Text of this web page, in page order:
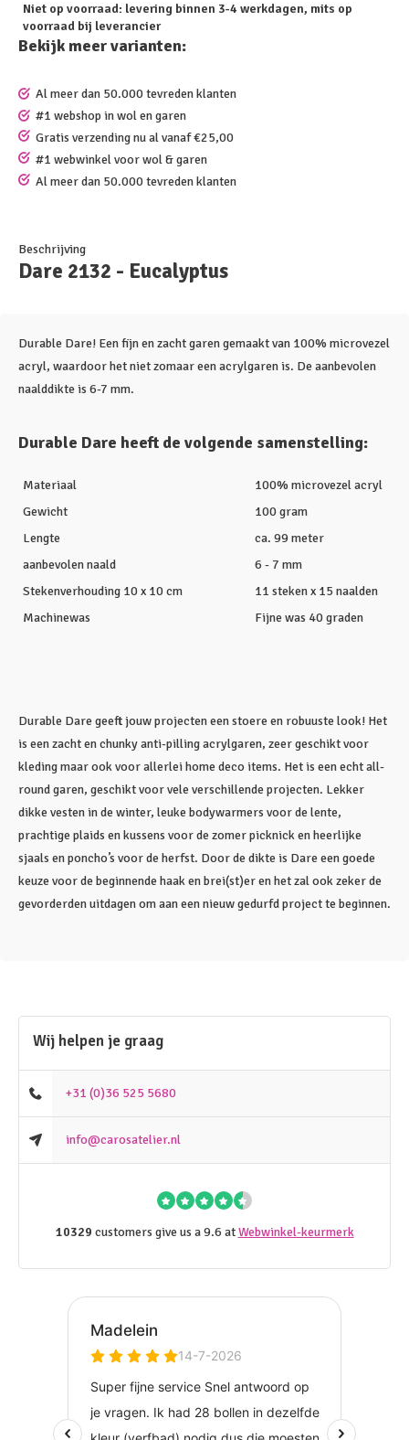
Niet op voorraad: levering binnen 3-4 werkdagen, mits op
voorraad bij leverancier
Bekijk meer varianten:
Al meer dan 50.000 tevreden klanten
#1 webshop in wol en garen
Gratis verzending nu al vanaf €25,00
#1 webwinkel voor wol & garen
Al meer dan 50.000 tevreden klanten
Beschrijving
Dare 2132 - Eucalyptus
Durable Dare! Een fijn en zacht garen gemaakt van 100% microvezel
acryl, waardoor het niet zomaar een acrylgaren is. De aanbevolen
naalddikte is 6-7 mm.
Durable Dare heeft de volgende samenstelling:
Materiaal
100% microvezel acryl
Gewicht
100 gram
Lengte
ca. 99 meter
aanbevolen naald
6 - 7 mm
Stekenverhouding 10 x 10 cm
11 steken x 15 naalden
Machinewas
Fijne was 40 graden
Durable Dare geeft jouw projecten een stoere en robuuste look! Het
is een zacht en chunky anti-pilling acrylgaren, zeer geschikt voor
kleding maar ook voor allerlei home deco items. Het is een echt all-
round garen, geschikt voor vele verschillende projecten. Lekker
dikke vesten in de winter, leuke bodywarmers voor de lente,
prachtige plaids en kussens voor de zomer picknick en heerlijke
sjaals en poncho’s voor de herfst. Door de dikte is Dare een goede
keuze voor de beginnende haak en brei(st)er en het zal ook zeker de
gevorderden uitdagen om aan een nieuw gedurfd project te beginnen.
Wij helpen je graag
+31 (0)36 525 5680
info@carosatelier.nl
10329 customers give us a 9.6 atWebwinkel-keurmerk